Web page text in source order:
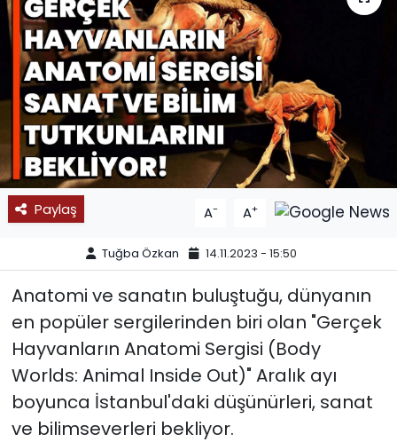
Paylaş A- A+
Tuğba Özkan 14.11.2023 - 15:50
Anatomi ve sanatın buluştuğu, dünyanın
en popüler sergilerinden biri olan "Gerçek
Hayvanların Anatomi Sergisi (Body
Worlds: Animal Inside Out)" Aralık ayı
boyunca İstanbul'daki düşünürleri, sanat
ve bilimseverleri bekliyor.
11:11 MANŞET